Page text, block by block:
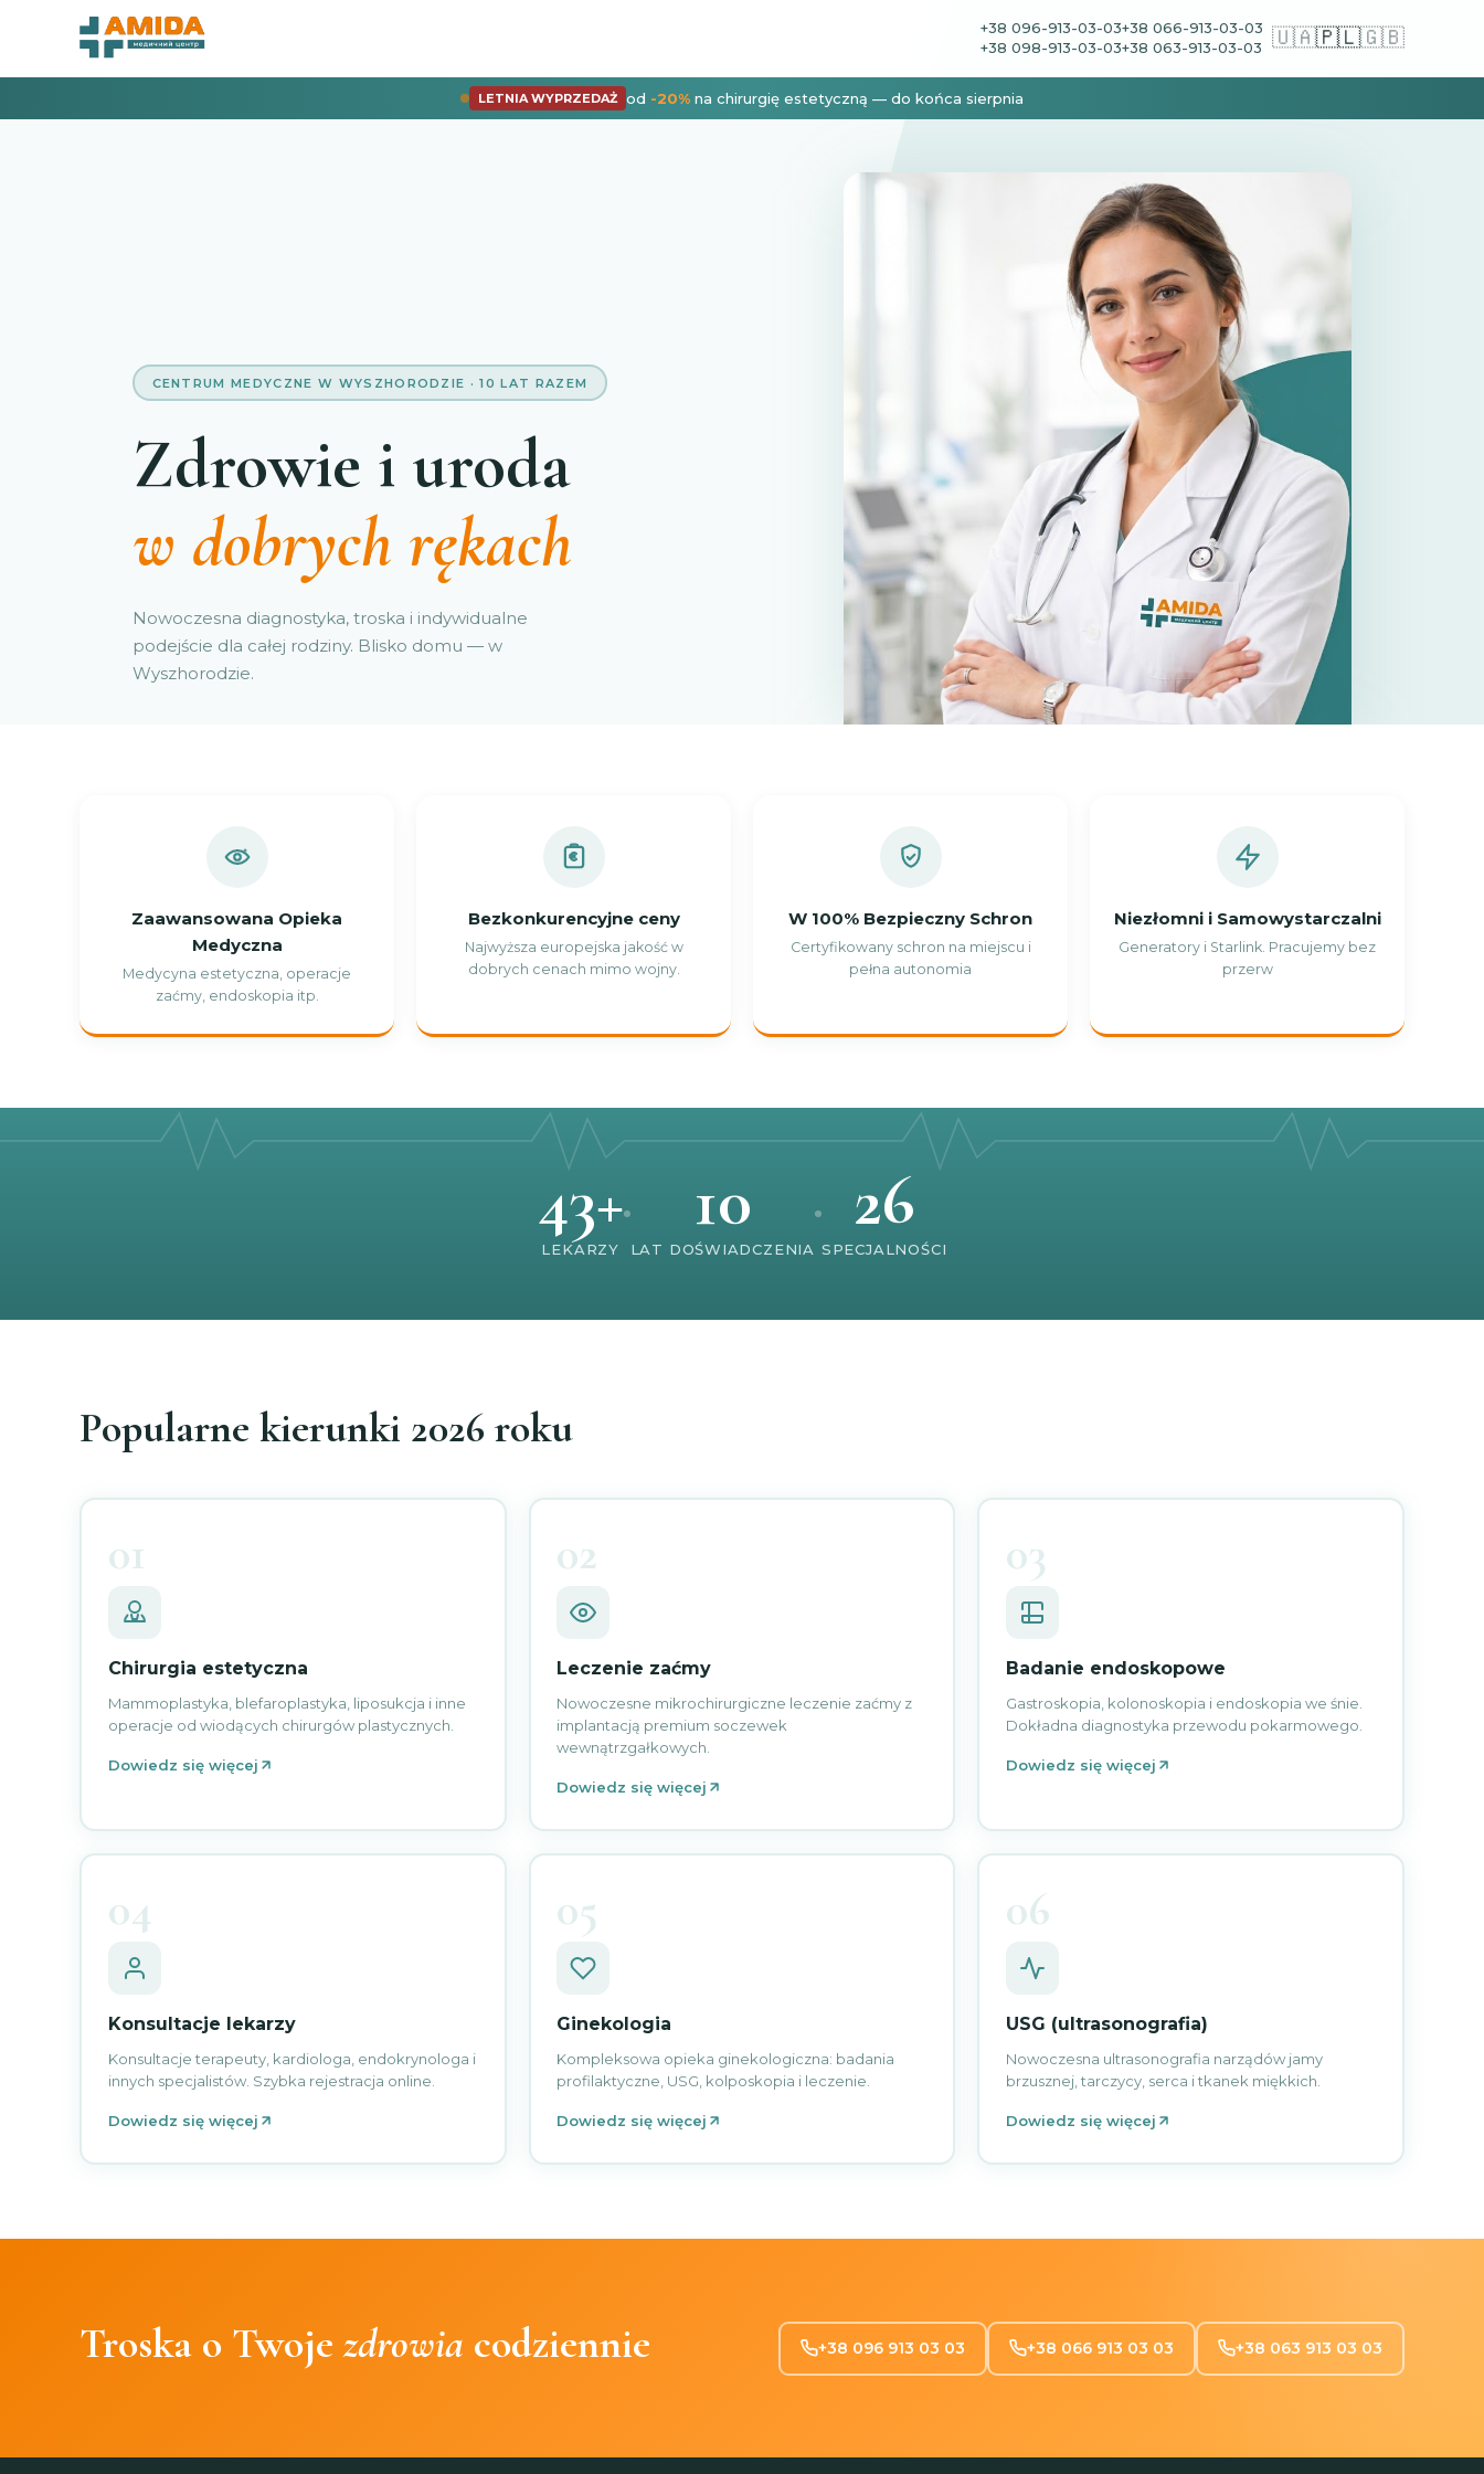
+38 096-913-03-03
+38 098-913-03-03
+38 066-913-03-03
+38 063-913-03-03
🇺🇦🇵🇱🇬🇧
LETNIA WYPRZEDAŻ od -20% na chirurgię estetyczną — do końca sierpnia
CENTRUM MEDYCZNE W WYSZHORODZIE · 10 LAT RAZEM
Zdrowie i uroda
w dobrych rękach
Nowoczesna diagnostyka, troska i indywidualne
podejście dla całej rodziny. Blisko domu — w
Wyszhorodzie.
Zaawansowana Opieka
Medyczna
Medycyna estetyczna, operacje
zaćmy, endoskopia itp.
Bezkonkurencyjne ceny
Najwyższa europejska jakość w
dobrych cenach mimo wojny.
W 100% Bezpieczny Schron
Certyfikowany schron na miejscu i
pełna autonomia
Niezłomni i Samowystarczalni
Generatory i Starlink. Pracujemy bez
przerw
43+
LEKARZY
10
LAT DOŚWIADCZENIA
26
SPECJALNOŚCI
Popularne kierunki 2026 roku
01
Chirurgia estetyczna
Mammoplastyka, blefaroplastyka, liposukcja i inne
operacje od wiodących chirurgów plastycznych.
Dowiedz się więcej
02
Leczenie zaćmy
Nowoczesne mikrochirurgiczne leczenie zaćmy z
implantacją premium soczewek
wewnątrzgałkowych.
Dowiedz się więcej
03
Badanie endoskopowe
Gastroskopia, kolonoskopia i endoskopia we śnie.
Dokładna diagnostyka przewodu pokarmowego.
Dowiedz się więcej
04
Konsultacje lekarzy
Konsultacje terapeuty, kardiologa, endokrynologa i
innych specjalistów. Szybka rejestracja online.
Dowiedz się więcej
05
Ginekologia
Kompleksowa opieka ginekologiczna: badania
profilaktyczne, USG, kolposkopia i leczenie.
Dowiedz się więcej
06
USG (ultrasonografia)
Nowoczesna ultrasonografia narządów jamy
brzusznej, tarczycy, serca i tkanek miękkich.
Dowiedz się więcej
Troska o Twojezdrowia codziennie +38 096 913 03 03 +38 066 913 03 03 +38 063 913 03 03